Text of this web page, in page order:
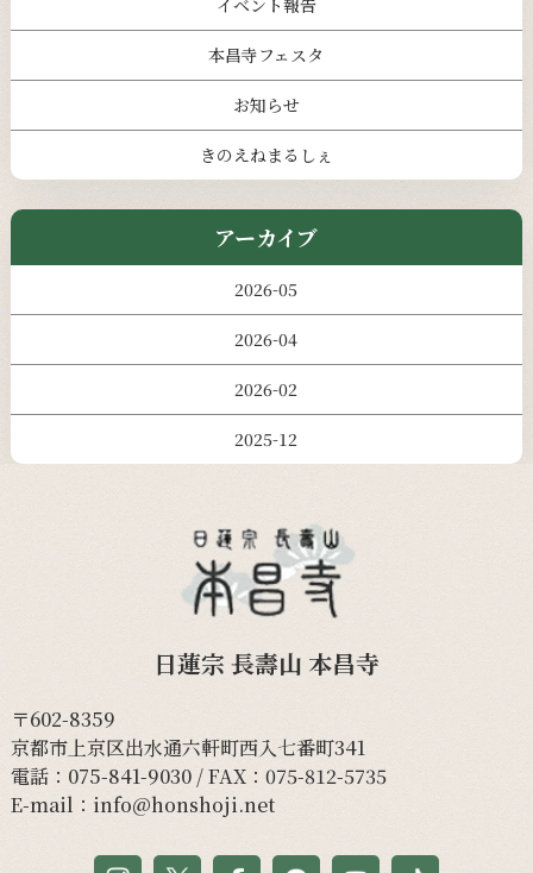
イベント報告
本昌寺フェスタ
お知らせ
きのえねまるしぇ
アーカイブ
2026-05
2026-04
2026-02
2025-12
日蓮宗 長壽山 本昌寺
〒602-8359
京都市上京区出水通六軒町西入七番町341
電話： 075-841-9030/ FAX：075-812-5735
E-mail： info@honshoji.net